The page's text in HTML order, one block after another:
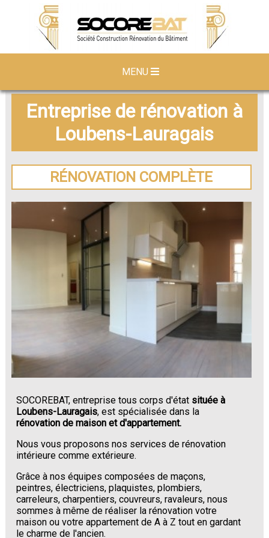
MENU
Entreprise de rénovation à
Loubens-Lauragais
RÉNOVATION COMPLÈTE
SOCOREBAT, entreprise tous corps d'état située à
Loubens-Lauragais, est spécialisée dans la
rénovation de maison et d'appartement.
Nous vous proposons nos services de rénovation
intérieure comme extérieure.
Grâce à nos équipes composées de maçons,
peintres, électriciens, plaquistes, plombiers,
carreleurs, charpentiers, couvreurs, ravaleurs, nous
sommes à même de réaliser la rénovation votre
maison ou votre appartement de A à Z tout en gardant
le charme de l'ancien.